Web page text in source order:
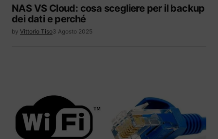
NAS VS Cloud: cosa scegliere per il backup
dei dati e perché
by Vittorio Tiso3 Agosto 2025